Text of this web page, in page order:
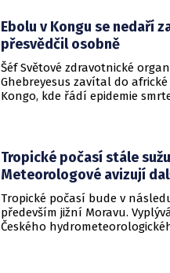
Ebolu v Kongu se nedaří
přesvědčil osobně
Šéf Světové zdravotnické
Ghebreyesus zavítal do
Kongo, kde řádí epidemie
Tropické počasí stále
Meteorologové avizují
Tropické počasí bude v
především jižní Moravu.
Českého